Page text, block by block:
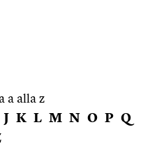
a alla z
J K L M N O P Q